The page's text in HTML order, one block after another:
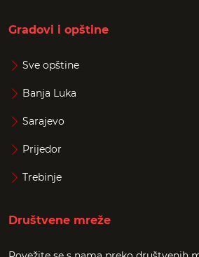
Gradovi i opštine
Sve opštine
Banja Luka
Sarajevo
Prijedor
Trebinje
Društvene mreže